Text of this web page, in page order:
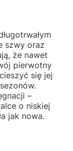
szwy oraz
że nawet
pierwotny
się jej
–
o niskiej
jak nowa.